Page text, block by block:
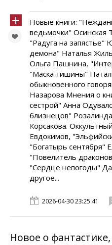
Новые книги:
ведьмочки" Осинская
"Радуга на запястье"
демона" Наталья
Ольга Пашнина,
"Маска тишины"
обыкновенного
Назарова Мнения о
сестрой" Анна
близнецов"
Корсакова.
Евдокимов,
"Богатырь сентября"
"Повелитель
"Сердце непогоды"
другое...
2026-04-30 23:25:41
Новое о